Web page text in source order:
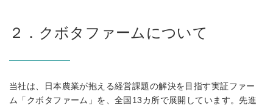
２．クボタファームについて
当社は、日本農業が抱える経営課題の解決を目指す実証ファー
ム「クボタファーム」を、全国13カ所で展開しています。先進